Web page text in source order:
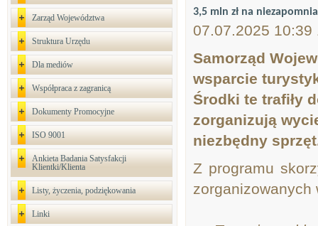
Zarząd Województwa
Struktura Urzędu
Dla mediów
Współpraca z zagranicą
Dokumenty Promocyjne
ISO 9001
Ankieta Badania Satysfakcji
Klientki/Klienta
Listy, życzenia, podziękowania
Linki
3,5 mln zł na
07.07.2025 10:39
Samorząd
wsparcie
Środki te trafiły
zorganizują
niezbędny
Z programu
zorganizowanych